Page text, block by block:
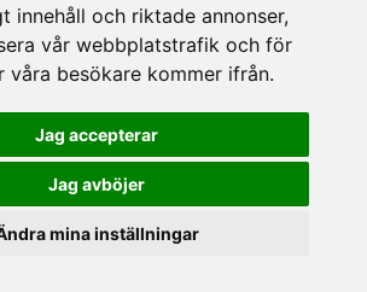
innehåll och riktade annonser,
vår webbplatstrafik och för
besökare kommer ifrån.
Jag accepterar
Jag avböjer
mina inställningar